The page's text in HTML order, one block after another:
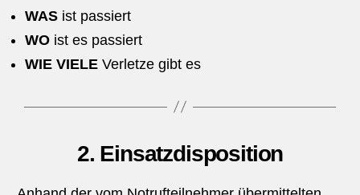
WAS ist passiert
WO ist es passiert
WIE VIELE Verletze gibt es
2. Einsatzdisposition